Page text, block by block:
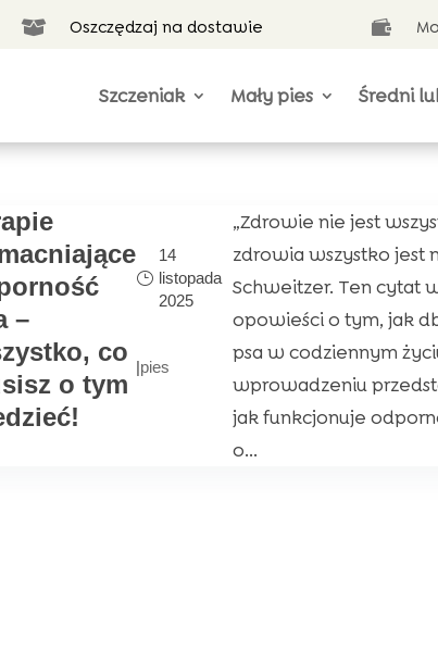
 Oszczędzaj na dostawie 
Szczeniak Mały pies Średni
–
co
o tym
14
listopada
2025
|pies
„Zdrowie nie jest
zdrowia wszystko jest
Schweitzer. Ten cytat
opowieści o tym, jak
psa w codziennym
wprowadzeniu
jak funkcjonuje
o...